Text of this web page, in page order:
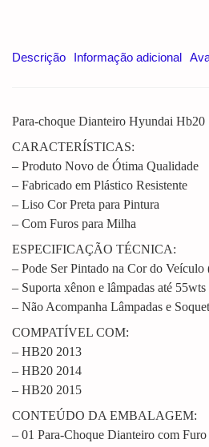
Descrição Informação adicional
Para-choque Dianteiro Hyundai Hb20
CARACTERÍSTICAS:
– Produto Novo de Ótima Qualidade
– Fabricado em Plástico Resistente
– Liso Cor Preta para Pintura
– Com Furos para Milha
ESPECIFICAÇÃO TÉCNICA:
– Pode Ser Pintado na Cor do
– Suporta xênon e lâmpadas até 55wts
– Não Acompanha Lâmpadas e
COMPATÍVEL COM:
– HB20 2013
– HB20 2014
– HB20 2015
CONTEÚDO DA EMBALAGEM:
– 01 Para-Choque Dianteiro com Furo